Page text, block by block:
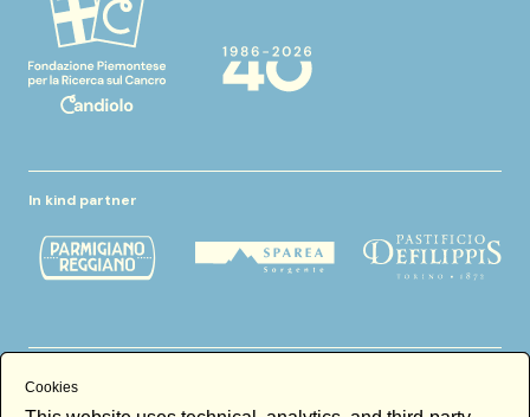
In kind partner
Thanks to
Cookies